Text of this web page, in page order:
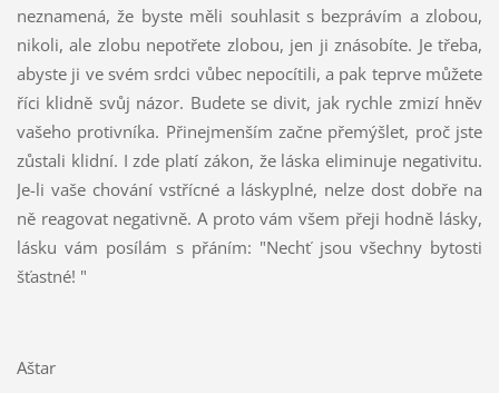
neznamená, že byste měli souhlasit s bezprávím a zlobou,
nikoli, ale zlobu nepotřete zlobou, jen ji znásobíte. Je třeba,
abyste ji ve svém srdci vůbec nepocítili, a pak teprve můžete
říci klidně svůj názor. Budete se divit, jak rychle zmizí hněv
vašeho protivníka. Přinejmenším začne přemýšlet, proč jste
zůstali klidní. I zde platí zákon, že láska eliminuje negativitu.
Je-li vaše chování vstřícné a láskyplné, nelze dost dobře na
ně reagovat negativně. A proto vám všem přeji hodně lásky,
lásku vám posílám s přáním: "Nechť jsou všechny bytosti
šťastné! "
Aštar